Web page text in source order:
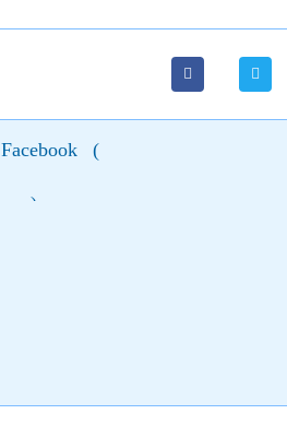
Facebook (
)